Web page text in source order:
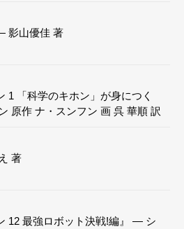
影山優佳 著
1 「科学のキホン」が身につく
原作 ナ・スンフン 画 呉 華順 訳
著
12 最強ロボット決戦!編』 — シ